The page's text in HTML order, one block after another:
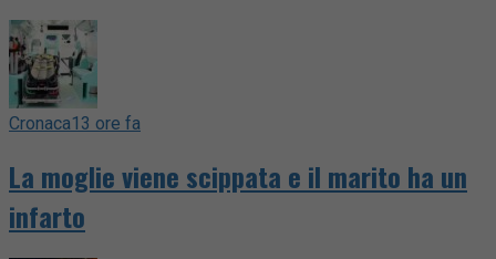
Cronaca13 ore fa
La moglie viene scippata e il marito ha un
infarto